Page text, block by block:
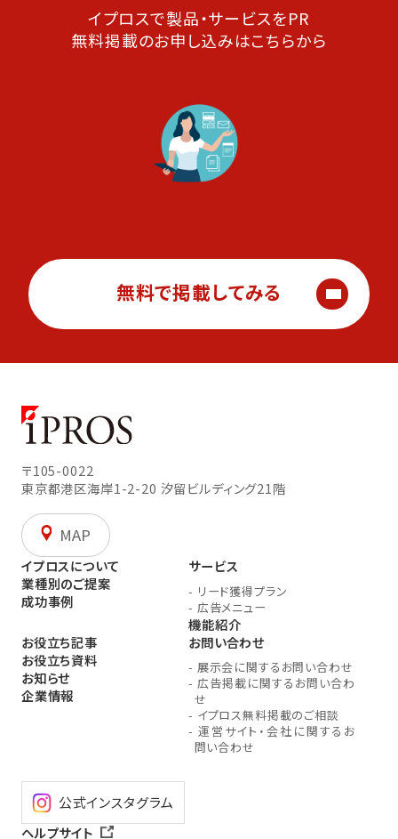
イプロスで製品・サービスをPR
無料掲載のお申し込みはこちらから
無料で掲載してみる
〒105-0022
東京都港区海岸1-2-20 汐留ビルディング21階
MAP
イプロスについて
業種別のご提案
成功事例
サービス
- リード獲得プラン
- 広告メニュー
機能紹介
お役立ち記事
お役立ち資料
お知らせ
企業情報
お問い合わせ
- 展示会に関するお問い合わせ
- 広告掲載に関するお問い合わ
せ
- イプロス無料掲載のご相談
- 運営サイト・会社に関するお
問い合わせ
公式インスタグラム
ヘルプサイト